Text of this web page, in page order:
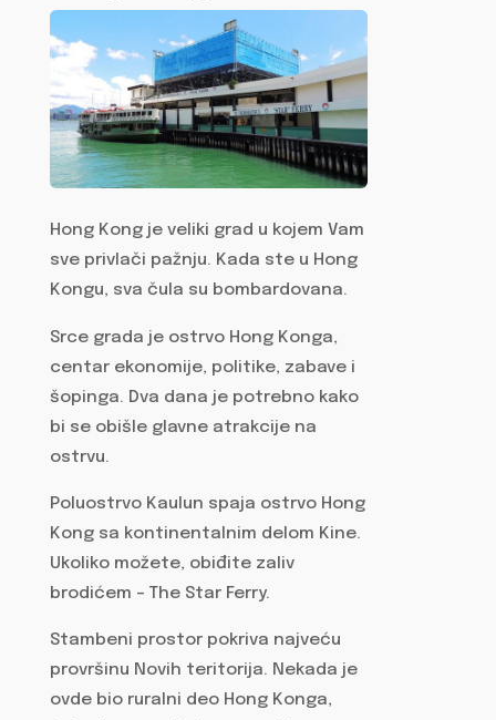
Hong Kong je veliki grad u kojem Vam
sve privlači pažnju. Kada ste u Hong
Kongu, sva čula su bombardovana.
Srce grada je ostrvo Hong Konga,
centar ekonomije, politike, zabave i
šopinga. Dva dana je potrebno kako
bi se obišle glavne atrakcije na
ostrvu.
Poluostrvo Kaulun spaja ostrvo Hong
Kong sa kontinentalnim delom Kine.
Ukoliko možete, obiđite zaliv
brodićem – The Star Ferry.
Stambeni prostor pokriva najveću
provršinu Novih teritorija. Nekada je
ovde bio ruralni deo Hong Konga,